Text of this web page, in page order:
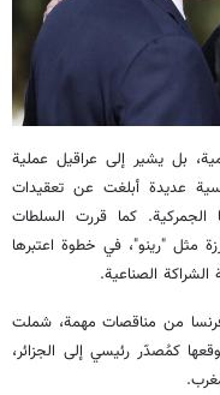
بل يشير إلى عراقيل عملية
عديدة أبلغت عن تعقيدات
الجمركية. كما قررت السلطات
مثل "رينو"، في خطوة اعتبرها
الصناعية.
فرنسا من مناقصات مهمة، شملت
كمُصدّر رئيسي إلى الجزائر،